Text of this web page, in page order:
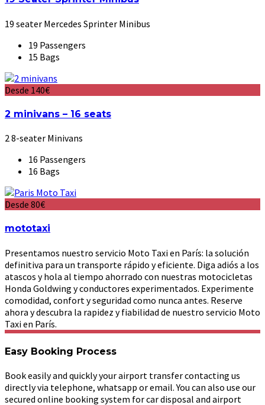
19 seater Mercedes Sprinter Minibus
19 Passengers
15 Bags
Desde 140€
2 minivans – 16 seats
2 8-seater Minivans
16 Passengers
16 Bags
Desde 80€
mototaxi
Presentamos nuestro servicio Moto Taxi en París: la solución
definitiva para un transporte rápido y eficiente. Diga adiós a los
atascos y hola al tiempo ahorrado con nuestras motocicletas
Honda Goldwing y conductores experimentados. Experimente
comodidad, confort y seguridad como nunca antes. Reserve
ahora y descubra la rapidez y fiabilidad de nuestro servicio Moto
Taxi en París.
Easy Booking Process
Book easily and quickly your airport transfer contacting us
directly via telephone, whatsapp or email. You can also use our
secured online booking system for car disposal and airport